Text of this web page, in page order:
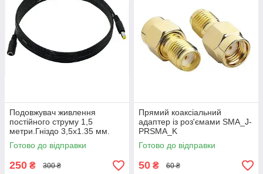
Подовжувач живлення
постійного струму 1,5
метри.Гніздо 3,5x1.35 мм.
Дріт для камер
відеоспостереження 5В
Готово до відправки
250 ₴ 300 ₴
Прямий коаксіальний
адаптер із роз'ємами SMA_J-
PRSMA_K
Готово до відправки
50 ₴ 60 ₴